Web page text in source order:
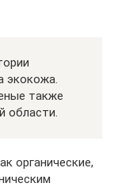
экокожа.
также
области.
органические,